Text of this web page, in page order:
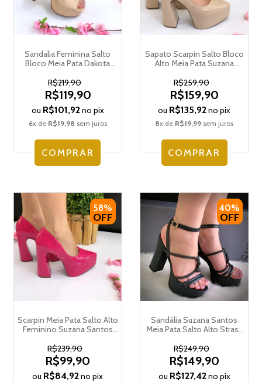
Sandalia Feminina Salto
Bloco Meia Pata Dakota
R$219,90
R$119,90
ou R$101,92no pix
6x de R$19,98 sem juros
COMPRAR
Sapato Scarpin Salto Bloco
Alto Meia Pata Suzana
R$259,90
R$159,90
ou R$135,92no pix
8x de R$19,99 sem juros
COMPRAR
58%
OFF
Scarpin Meia Pata Salto Alto
Feminino Suzana Santos
R$239,90
R$99,90
ou R$84,92no pix
40%
OFF
Sandália Suzana Santos
Meia Pata Salto Alto Strass
R$249,90
R$149,90
ou R$127,42no pix